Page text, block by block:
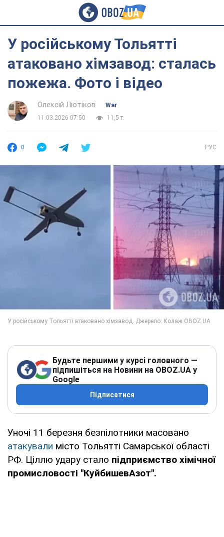
У російському Тольятті
атаковано хімзавод: сталась
пожежа. Фото і відео
Олексій Лютіков
War
11.03.2026 07:50
11,5 т.
0 РУС
Будьте першими у курсі головного —
підпишіться на Новини на OBOZ.UA у
Google
Підписатися
Уночі 11 березня безпілотники масовано
атакували місто Тольятті Самарської області
РФ. Ціллю удару стало підприємство хімічної
промисловості "КуйбишевАзот".